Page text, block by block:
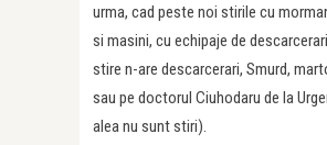
urma, cad peste noi stirile cu
si masini, cu echipaje de
stire n-are descarcerari, Smurd,
sau pe doctorul Ciuhodaru de la
alea nu sunt stiri).